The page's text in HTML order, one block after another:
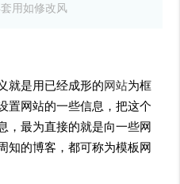
用如修改风
就是用已经成形的网站为框
置网站的一些信息，把这个
，最为直接的就是向一些网
知的博客，都可称为模板网